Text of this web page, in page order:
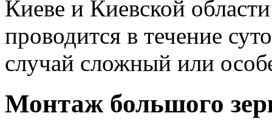
Киеве и Киевской
проводится в течение
случай сложный или
Монтаж большого